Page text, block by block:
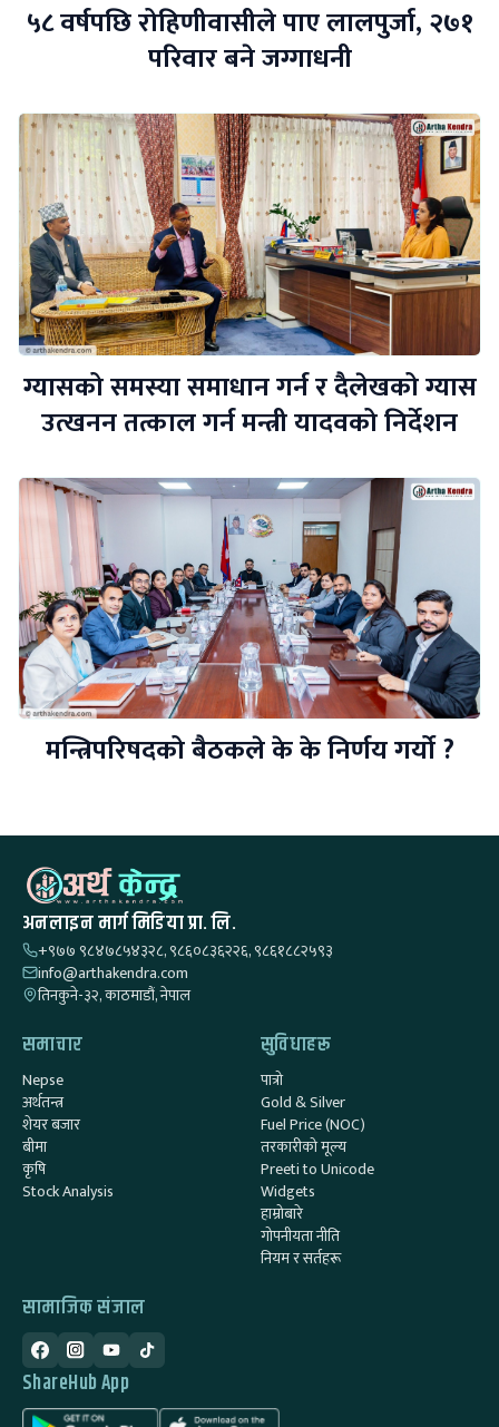
५८ वर्षपछि रोहिणीवासीले पाए लालपुर्जा, २७१
परिवार बने जग्गाधनी
ग्यासको समस्या समाधान गर्न र दैलेखको ग्यास
उत्खनन तत्काल गर्न मन्त्री यादवको निर्देशन
मन्त्रिपरिषदको बैठकले के के निर्णय गर्यो ?
अनलाइन मार्ग मिडिया प्रा. लि.
+९७७ ९८४७८५४३२८, ९८६०८३६२२६, ९८६१८८२५९३
info@arthakendra.com
तिनकुने-३२, काठमाडौं, नेपाल
समाचार
Nepse
अर्थतन्त्र
शेयर बजार
बीमा
कृषि
Stock Analysis
सुविधाहरू
पात्रो
Gold & Silver
Fuel Price (NOC)
तरकारीको मूल्य
Preeti to Unicode
Widgets
हाम्रोबारे
गोपनीयता नीति
नियम र सर्तहरू
सामाजिक संजाल
ShareHub App